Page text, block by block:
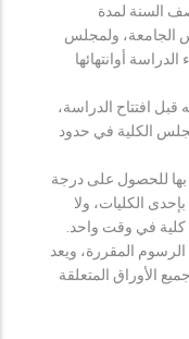
السنة لمدة
الجامعة، ولمجلس
أوانتهائها
قبل افتتاح الدراسة،
الكلية في حدود
بها للحصول على درجة
الكليات، ولا
في وقت واحد.
الرسوم المقررة، ويعد
الأوراق المتعلقة